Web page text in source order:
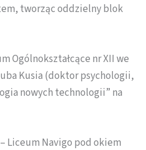
tworząc oddzielny blok
Ogólnokształcące nr XII we
Kusia (doktor psychologii,
nowych technologii” na
– Liceum Navigo pod okiem